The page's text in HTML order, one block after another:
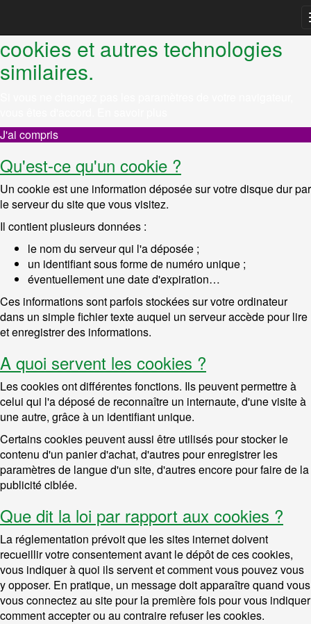
cookies et autres technologies
similaires.
J'ai compris
Qu'est-ce qu'un cookie ?
Un cookie est une information déposée sur votre disque dur par
le serveur du site que vous visitez.
Il contient plusieurs données :
le nom du serveur qui l'a déposée ;
un identifiant sous forme de numéro unique ;
éventuellement une date d'expiration…
Ces informations sont parfois stockées sur votre ordinateur
dans un simple fichier texte auquel un serveur accède pour lire
et enregistrer des informations.
A quoi servent les cookies ?
Les cookies ont différentes fonctions. Ils peuvent permettre à
celui qui l'a déposé de reconnaître un internaute, d'une visite à
une autre, grâce à un identifiant unique.
Certains cookies peuvent aussi être utilisés pour stocker le
contenu d'un panier d'achat, d'autres pour enregistrer les
paramètres de langue d'un site, d'autres encore pour faire de la
publicité ciblée.
Que dit la loi par rapport aux cookies ?
La réglementation prévoit que les sites internet doivent
recueillir votre consentement avant le dépôt de ces cookies,
vous indiquer à quoi ils servent et comment vous pouvez vous
y opposer. En pratique, un message doit apparaître quand vous
vous connectez au site pour la première fois pour vous indiquer
comment accepter ou au contraire refuser les cookies.